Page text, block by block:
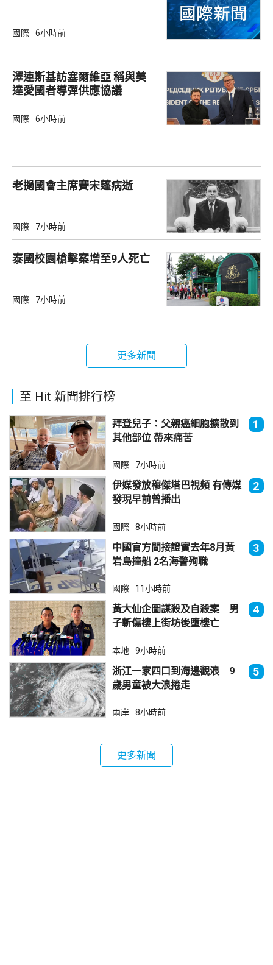
國際 6小時前
澤連斯基訪塞爾維亞 稱與美
達愛國者導彈供應協議
國際 6小時前
老撾國會主席賽宋蓬病逝
國際 7小時前
泰國校園槍擊案增至9人死亡
國際 7小時前
更多新聞
至 Hit 新聞排行榜
拜登兒子：父親癌細胞擴散到
其他部位 帶來痛苦
1
國際 7小時前
伊媒發放穆傑塔巴視頻 有傳媒
發現早前曾播出
2
國際 8小時前
中國官方間接證實去年8月黃
岩島撞船 2名海警殉職
3
國際 11小時前
黃大仙企圖謀殺及自殺案 男
子斬傷樓上街坊後墮樓亡
4
本地 9小時前
浙江一家四口到海邊觀浪 9
歲男童被大浪捲走
5
兩岸 8小時前
更多新聞